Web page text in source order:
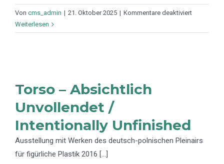
Von cms_admin | 21. Oktober 2025 | Kommentare deaktiviertfür
–
Weiterlesen
Torso – Absichtlich
Unvollendet /
Intentionally Unfinished
Ausstellung mit Werken des deutsch-polnischen Pleinairs
für figürliche Plastik 2016 [...]